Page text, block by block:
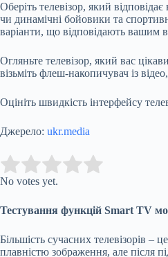
Оберіть телевізор, який
чи динамічні бойовики та
варіанти, що відповідають вашим
Огляньте телевізор, який вас
візьміть флеш-накопичувач із
Оцініть швидкість інтерфейсу
Джерело: ukr.media
Rate this item:
No votes yet.
Тестування функцій Smart TV
Більшість сучасних телевізорів
плавністю зображення, але після